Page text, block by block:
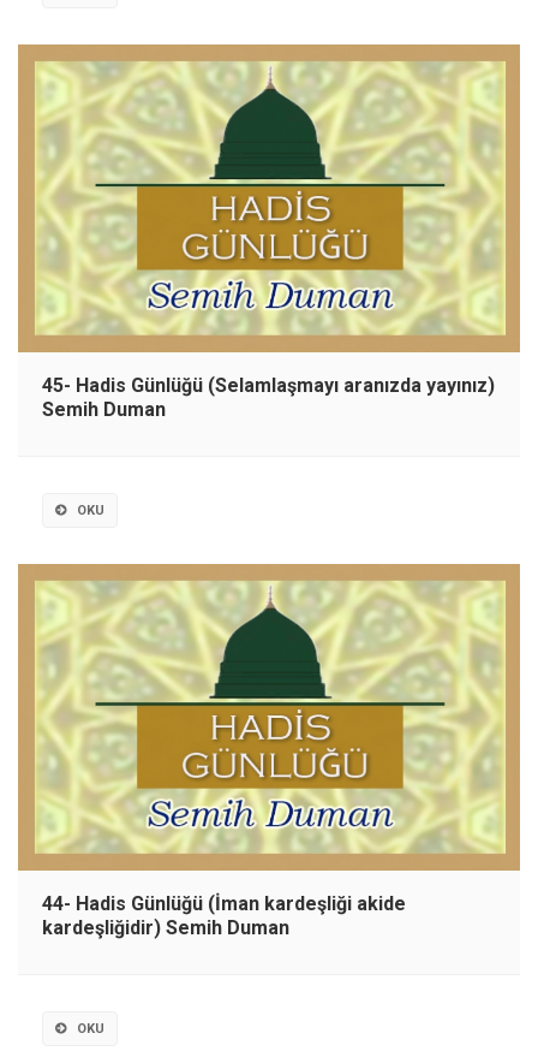
45- Hadis Günlüğü (Selamlaşmayı aranızda yayınız)
Semih Duman
OKU
44- Hadis Günlüğü (İman kardeşliği akide
kardeşliğidir) Semih Duman
OKU